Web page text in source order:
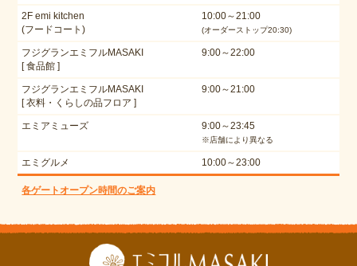
2F emi kitchen
(フードコート)
10:00～21:00
(オーダーストップ20:30)
フジグランエミフルMASAKI
[ 食品館 ]
9:00～22:00
フジグランエミフルMASAKI
[ 衣料・くらしの品フロア ]
9:00～21:00
エミアミューズ 9:00～23:45
※店舗により異なる
エミグルメ 10:00～23:00
各ゲートオープン時間のご案内